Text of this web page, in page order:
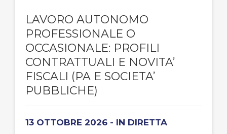
LAVORO AUTONOMO
PROFESSIONALE O
OCCASIONALE: PROFILI
CONTRATTUALI E NOVITA’
FISCALI (PA E SOCIETA’
PUBBLICHE)
13 OTTOBRE 2026 - IN DIRETTA